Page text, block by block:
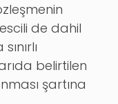
de dahil
belirtilen
şartına